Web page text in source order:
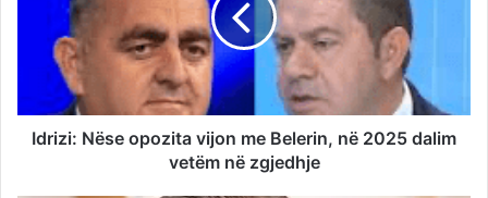
Idrizi: Nëse opozita vijon me Belerin, në 2025 dalim
vetëm në zgjedhje